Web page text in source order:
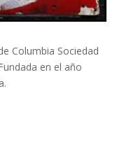
Columbia Sociedad
en el año